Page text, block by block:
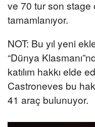
ve 70 tur son stage
tamamlanıyor.
NOT: Bu yıl yeni
“Dünya
katılım hakkı elde
Castroneves bu
41 araç bulunuyor.